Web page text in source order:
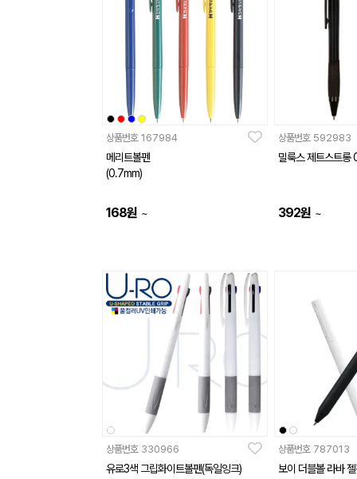
상품번호 167984
메리트볼펜
(0.7mm)
168원 ~
상품번호 592983
밀룩스 제트스트롱
392원 ~
상품번호 330966
유로3색 그립화이트볼펜(독일잉크)
상품번호 787013
보이 더블볼 라바